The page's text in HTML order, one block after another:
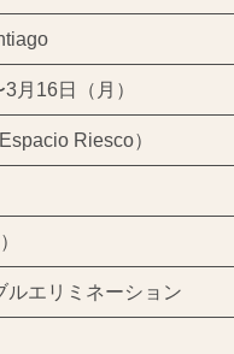
月16日（月）
Riesco）
ルエリミネーション